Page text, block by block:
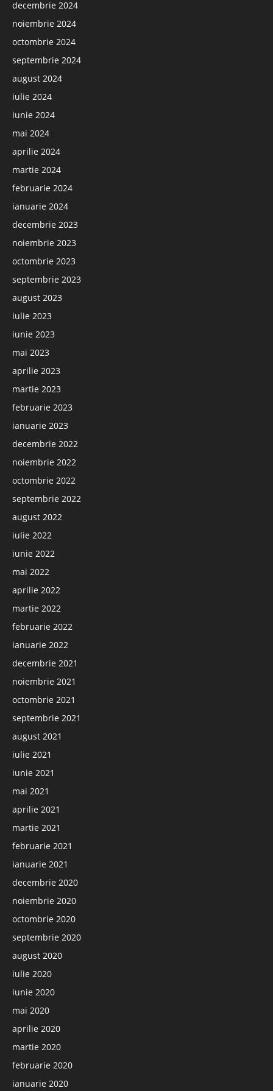
decembrie 2024
noiembrie 2024
octombrie 2024
septembrie 2024
august 2024
iulie 2024
iunie 2024
mai 2024
aprilie 2024
martie 2024
februarie 2024
ianuarie 2024
decembrie 2023
noiembrie 2023
octombrie 2023
septembrie 2023
august 2023
iulie 2023
iunie 2023
mai 2023
aprilie 2023
martie 2023
februarie 2023
ianuarie 2023
decembrie 2022
noiembrie 2022
octombrie 2022
septembrie 2022
august 2022
iulie 2022
iunie 2022
mai 2022
aprilie 2022
martie 2022
februarie 2022
ianuarie 2022
decembrie 2021
noiembrie 2021
octombrie 2021
septembrie 2021
august 2021
iulie 2021
iunie 2021
mai 2021
aprilie 2021
martie 2021
februarie 2021
ianuarie 2021
decembrie 2020
noiembrie 2020
octombrie 2020
septembrie 2020
august 2020
iulie 2020
iunie 2020
mai 2020
aprilie 2020
martie 2020
februarie 2020
ianuarie 2020